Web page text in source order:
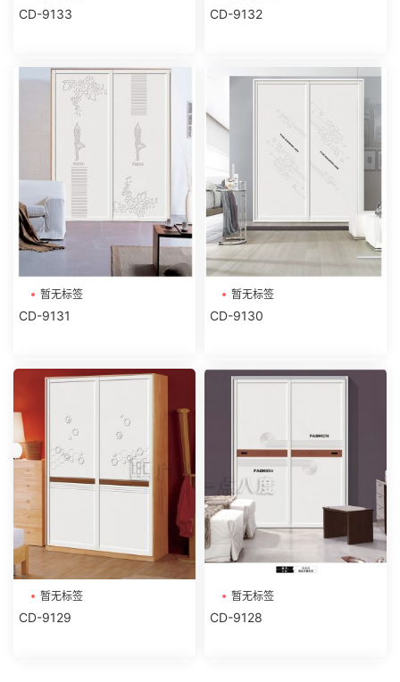
CD-9133 CD-9132
暂无标签
CD-9131
暂无标签
CD-9130
暂无标签
CD-9129
暂无标签
CD-9128